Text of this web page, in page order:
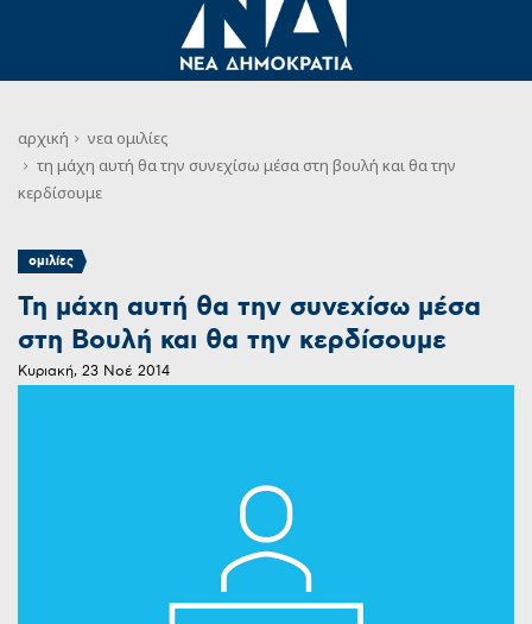
αρχική νεα ομιλίες
τη μάχη αυτή θα την συνεχίσω μέσα στη βουλή και θα την
κερδίσουμε
ομιλίες
Τη μάχη αυτή θα την συνεχίσω μέσα
στη Βουλή και θα την κερδίσουμε
Κυριακή, 23 Νοέ 2014